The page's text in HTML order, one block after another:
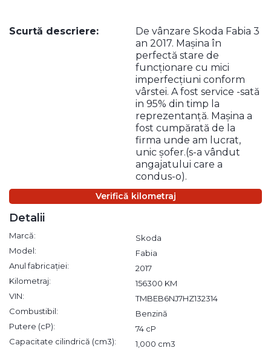
Scurtă descriere:
De vânzare Skoda Fabia 3
an 2017. Mașina în
perfectă stare de
funcționare cu mici
imperfecțiuni conform
vârstei. A fost service -sată
in 95% din timp la
reprezentanță. Mașina a
fost cumpărată de la
firma unde am lucrat,
unic șofer.(s-a vândut
angajatului care a
condus-o).
Verifică kilometraj
Detalii
Marcă:
Skoda
Model:
Fabia
Anul fabricației:
2017
Kilometraj:
156300 KM
VIN:
TMBEB6NJ7HZ132314
Combustibil:
Benzină
Putere (cP):
74 cP
Capacitate cilindrică (cm3):
1,000 cm3